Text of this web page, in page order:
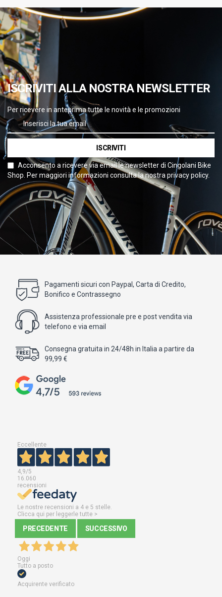
ISCRIVITI ALLA NOSTRA NEWSLETTER
Per ricevere in anteprima tutte le novità e le promozioni
ISCRIVITI
Acconsento a ricevere via email le newsletter di Cingolani Bike
Shop. Per maggiori informazioni consulta la nostra privacy policy.
Pagamenti sicuri con Paypal, Carta di Credito,
Bonifico e Contrassegno
Assistenza professionale pre e post vendita via
telefono e via email
Consegna gratuita in 24/48h in Italia a partire da
99,99 €
Eccellente
4,9/5
16.060
recensioni
Le nostre recensioni a 4 e 5 stelle.
Clicca qui per leggerle tutte >
PRECEDENTE SUCCESSIVO
Oggi
Tutto a posto
Acquirente verificato